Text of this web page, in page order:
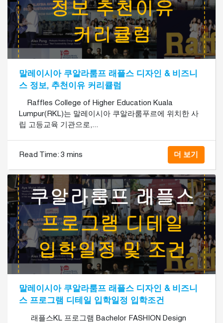
말레이시아 쿠알라룸프 래플스 디자인 & 비즈니
스 정보, 추천이유 커리큘럼
Raffles College of Higher Education Kuala
Lumpur(RKL)는 말레이시아 쿠알라룸푸르에 위치한 사
립 고등교육 기관으로,...
Read Time: 3 mins 더 보기
말레이시아 쿠알라룸프 래플스 디자인 & 비즈니
스 프로그램 디테일 입학일정 입학조건
래플스KL 프로그램 Bachelor FASHION Design